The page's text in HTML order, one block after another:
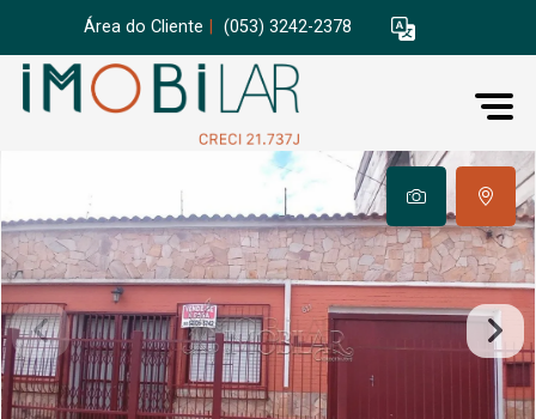
Área do Cliente (053) 3242-2378